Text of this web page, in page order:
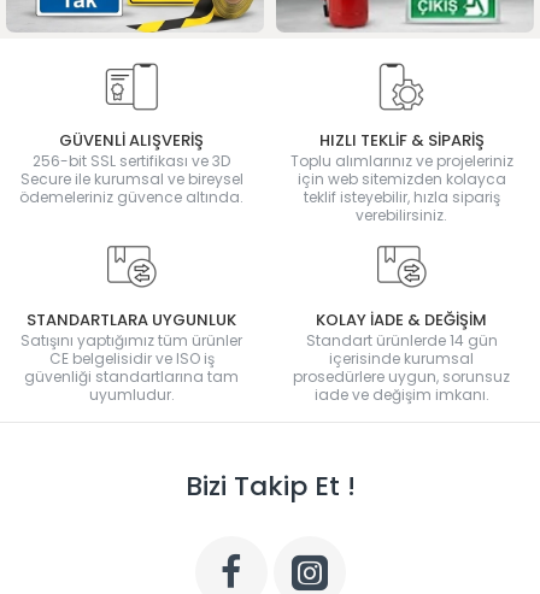
GÜVENLİ ALIŞVERİŞ
256-bit SSL sertifikası ve 3D
Secure ile kurumsal ve bireysel
ödemeleriniz güvence altında.
HIZLI TEKLİF & SİPARİŞ
Toplu alımlarınız ve projeleriniz
için web sitemizden kolayca
teklif isteyebilir, hızla sipariş
verebilirsiniz.
STANDARTLARA UYGUNLUK
Satışını yaptığımız tüm ürünler
CE belgelisidir ve ISO iş
güvenliği standartlarına tam
uyumludur.
KOLAY İADE & DEĞİŞİM
Standart ürünlerde 14 gün
içerisinde kurumsal
prosedürlere uygun, sorunsuz
iade ve değişim imkanı.
Bizi Takip Et !